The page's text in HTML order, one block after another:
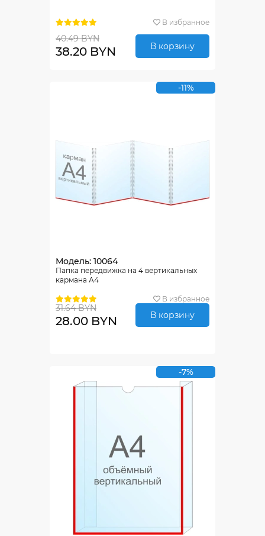
В избранное
40.49 BYN
38.20 BYN В корзину
-11%
Модель: 10064
Папка передвижка на 4 вертикальных
кармана А4
В избранное
31.64 BYN
28.00 BYN В корзину
-7%